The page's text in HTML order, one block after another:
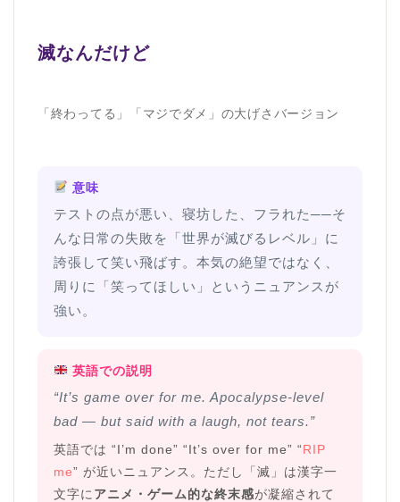
滅なんだけど
「終わってる」「マジでダメ」の大げさバージョン
意味
テストの点が悪い、寝坊した、フラれた──そ
んな日常の失敗を「世界が滅びるレベル」に
誇張して笑い飛ばす。本気の絶望ではなく、
周りに「笑ってほしい」というニュアンスが
強い。
英語での説明
“It’s game over for me. Apocalypse-level
bad — but said with a laugh, not tears.”
英語では “I’m done” “It’s over for me” “RIP
me” が近いニュアンス。ただし「滅」は漢字一
文字に アニメ・ゲーム的な終末感が凝縮されて